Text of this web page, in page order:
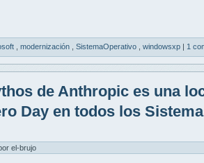
modernización SistemaOperativo windowsxp 1
de Anthropic es una
Day en todos los
el-brujo